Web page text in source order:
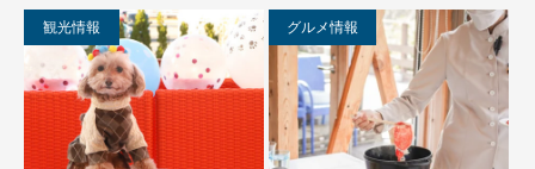
観光情報 グルメ情報